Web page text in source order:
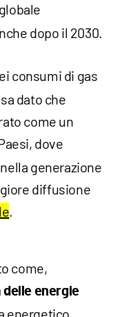
dopo il 2030.
consumi di gas
dato che
come un
dove
generazione
diffusione
.
come,
energie
energetico